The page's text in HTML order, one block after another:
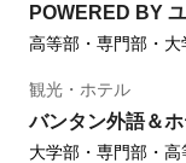
POWERED BY
高等部・専門部・
観光・ホテル
バンタン外語＆
大学部・専門部・高